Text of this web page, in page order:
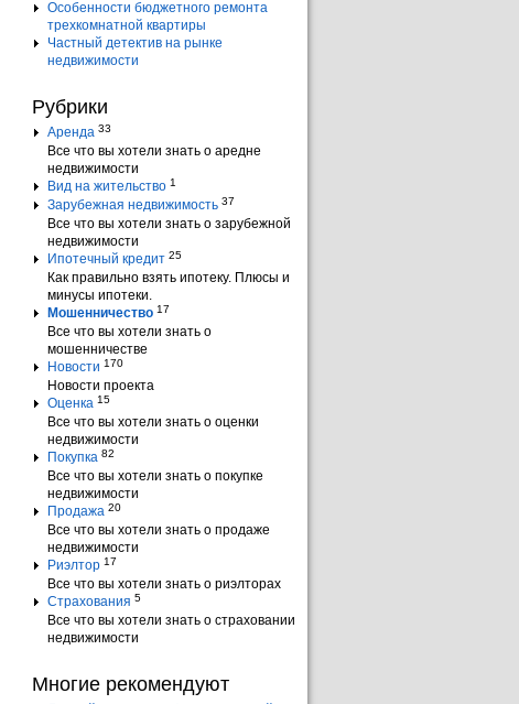
Особенности бюджетного ремонта
трехкомнатной квартиры
Частный детектив на рынке
недвижимости
Рубрики
Аренда 33
Все что вы хотели знать о аредне
недвижимости
Вид на жительство 1
Зарубежная недвижимость 37
Все что вы хотели знать о зарубежной
недвижимости
Ипотечный кредит 25
Как правильно взять ипотеку. Плюсы и
минусы ипотеки.
Мошенничество 17
Все что вы хотели знать о
мошенничестве
Новости 170
Новости проекта
Оценка 15
Все что вы хотели знать о оценки
недвижимости
Покупка 82
Все что вы хотели знать о покупке
недвижимости
Продажа 20
Все что вы хотели знать о продаже
недвижимости
Риэлтор 17
Все что вы хотели знать о риэлторах
Страхования 5
Все что вы хотели знать о страховании
недвижимости
Многие рекомендуют